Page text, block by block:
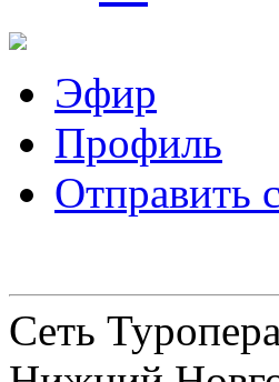
Эфир
Профиль
Отправить
Сеть